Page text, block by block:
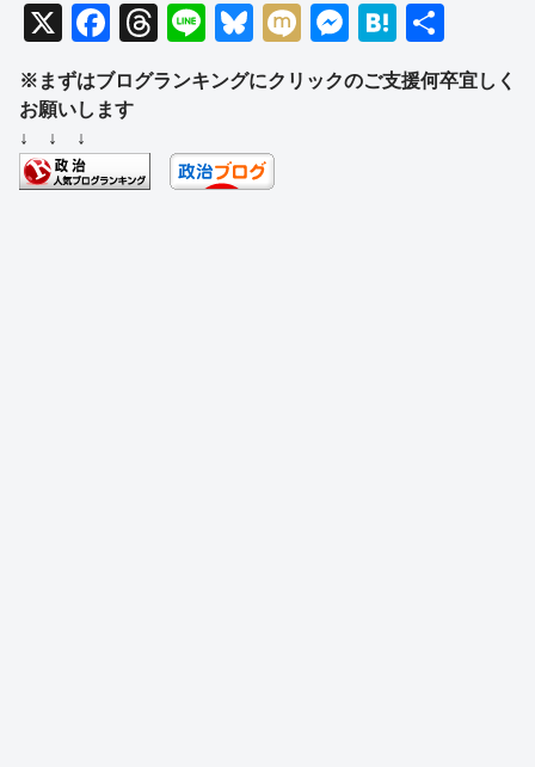
X
F
a
c
b
T
hr
e
d
Li
n
e
Bl
e
y
M
ixi
M
ss
H
at
e
有
※まずはブログランキングにクリックのご支援何卒宜しく
お願いします
↓ ↓ ↓